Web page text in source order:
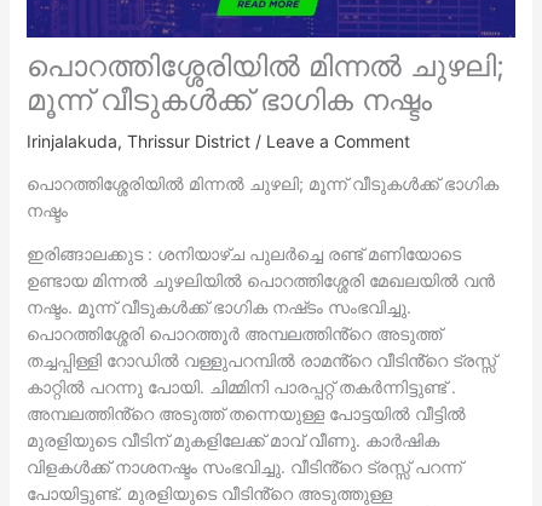
പൊറത്തിശ്ശേരിയിൽ മിന്നൽ ചുഴലി;
മൂന്ന് വീടുകൾക്ക് ഭാഗിക നഷ്ടം
Irinjalakuda, Thrissur District/ Leave a Comment
പൊറത്തിശ്ശേരിയിൽ മിന്നൽ ചുഴലി; മൂന്ന് വീടുകൾക്ക് ഭാഗിക
നഷ്ടം
ഇരിങ്ങാലക്കുട : ശനിയാഴ്ച പുലർച്ചെ രണ്ട് മണിയോടെ
ഉണ്ടായ മിന്നൽ ചുഴലിയിൽ പൊറത്തിശ്ശേരി മേഖലയിൽ വൻ
നഷ്ടം. മൂന്ന് വീടുകൾക്ക് ഭാഗിക നഷ്‌ടം സംഭവിച്ചു.
പൊറത്തിശ്ശേരി പൊറത്തൂർ അമ്പലത്തിൻ്റെ അടുത്ത്
തച്ചപ്പിള്ളി റോഡിൽ വള്ളുപറമ്പിൽ രാമൻ്റെ വീടിൻ്റെ ട്രസ്സ്
കാറ്റിൽ പറന്നു പോയി. ചിമ്മിനി പാരപ്പറ്റ് തകർന്നിട്ടുണ്ട് .
അമ്പലത്തിൻ്റെ അടുത്ത് തന്നെയുള്ള പോട്ടയിൽ വീട്ടിൽ
മുരളിയുടെ വീടിന് മുകളിലേക്ക് മാവ് വീണു. കാർഷിക
വിളകൾക്ക് നാശനഷ്ടം സംഭവിച്ചു. വീടിൻ്റെ ട്രസ്സ് പറന്ന്
പോയിട്ടുണ്ട്. മുരളിയുടെ വീടിൻ്റെ അടുത്തുള്ള